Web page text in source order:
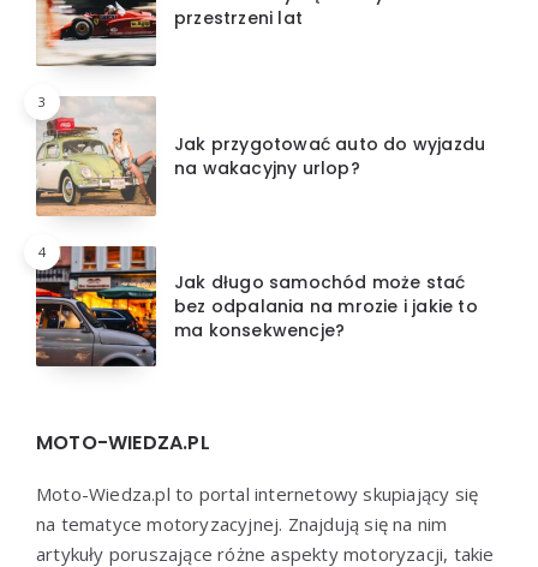
przestrzeni lat
3
Jak przygotować auto do wyjazdu
na wakacyjny urlop?
4
Jak długo samochód może stać
bez odpalania na mrozie i jakie to
ma konsekwencje?
MOTO-WIEDZA.PL
Moto-Wiedza.pl to portal internetowy skupiający się
na tematyce motoryzacyjnej. Znajdują się na nim
artykuły poruszające różne aspekty motoryzacji, takie